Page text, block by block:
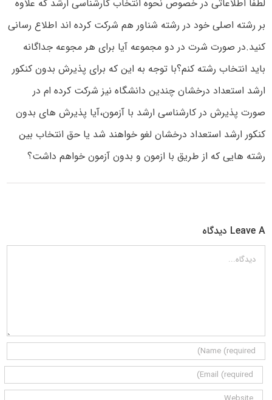
لطفا اطلاعاتی در خصوص نحوه انتخاب کارشناسی ارشد که علاوه
بر رشته اصلی خود در رشته شناور هم شرکت کرده اند اطلاع رسانی
کنید.در صورت شرت در دو مجموعه آیا برای هر مجوعه جداگانه
باید انتخاب رشته کنم؟با توجه به این که برای پذیرش بدون کنکور
ارشد استعداد درخشان چندین دانشگاه نیز شرکت کرده ام در
صورت پذیرش در کارشناسی ارشد با آزمون،آیا پذیرش های بدون
کنکور ارشد استعداد درخشان لغو خواهند شد یا حق انتخاب بین
رشته هایی که از طریق با ازمون و بدون آزمون خواهم داشت؟
Leave A دیدگاه
دیدگاه